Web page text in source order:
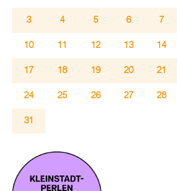
3 4 5 6 7
10 11 12 13 14
17 18 19 20 21
24 25 26 27 28
31